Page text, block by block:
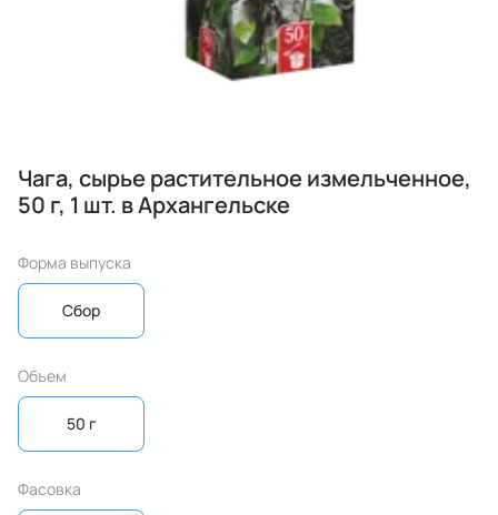
Чага, сырье растительное измельченное,
50 г, 1 шт. в Архангельске
Форма выпуска
Сбор
Объем
50 г
Фасовка